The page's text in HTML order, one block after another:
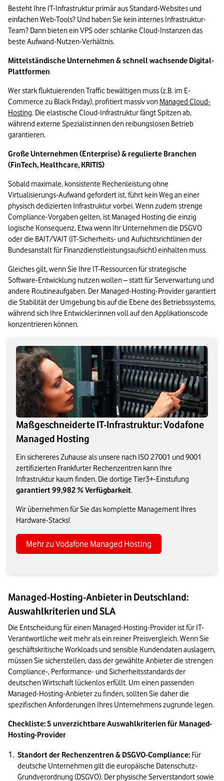
Besteht Ihre IT-Infrastruktur primär aus Standard-Websites und
einfachen Web-Tools? Und haben Sie kein internes Infrastruktur-
Team? Dann bieten ein VPS oder schlanke Cloud-Instanzen das
beste Aufwand-Nutzen-Verhältnis.
Mittelständische Unternehmen & schnell wachsende Digital-
Plattformen
Wer stark fluktuierenden Traffic bewältigen muss (z.B. im E-
Commerce zu Black Friday), profitiert massiv von Managed Cloud-
Hosting. Die elastische Cloud-Infrastruktur fängt Spitzen ab,
während externe Spezialist:innen den reibungslosen Betrieb
garantieren.
Große Unternehmen (Enterprise) & regulierte Branchen
(FinTech, Healthcare, KRITIS)
Sobald maximale, konsistente Rechenleistung ohne
Virtualisierungs-Aufwand gefordert ist, führt kein Weg an einer
physisch dedizierten Infrastruktur vorbei. Wenn zudem strenge
Compliance-Vorgaben gelten, ist Managed Hosting die einzig
logische Konsequenz. Etwa wenn Ihr Unternehmen die DSGVO
oder die BAIT/VAIT (IT-Sicherheits- und Aufsichtsrichtlinien der
Bundesanstalt für Finanzdienstleistungsaufsicht) einhalten muss.
Gleiches gilt, wenn Sie Ihre IT-Ressourcen für strategische
Software-Entwicklung nutzen wollen – statt für Serverwartung und
andere Routineaufgaben. Der Managed-Hosting-Provider garantiert
die Stabilität der Umgebung bis auf die Ebene des Betriebssystems,
während sich Ihre Entwickler:innen voll auf den Applikationscode
konzentrieren können.
Maßgeschneiderte IT-Infrastruktur: Vodafone
Managed Hosting
Ein sichereres Zuhause als unsere nach ISO 27001 und 9001
zertifizierten Frankfurter Rechenzentren kann Ihre
Infrastruktur kaum finden. Die dortige Tier3+-Einstufung
garantiert 99,982 % Verfügbarkeit.
Wir übernehmen für Sie das komplette Management Ihres
Hardware-Stacks!
Mehr zu Vodafone Managed Hosting
Managed-Hosting-Anbieter in Deutschland:
Auswahlkriterien und SLA
Die Entscheidung für einen Managed-Hosting-Provider ist für IT-
Verantwortliche weit mehr als ein reiner Preisvergleich. Wenn Sie
geschäftskritische Workloads und sensible Kundendaten auslagern,
müssen Sie sicherstellen, dass der gewählte Anbieter die strengen
Compliance-, Performance- und Sicherheitsstandards der
deutschen Wirtschaft lückenlos erfüllt. Um einen passenden
Managed-Hosting-Anbieter zu finden, sollten Sie daher die
spezifischen Anforderungen Ihres Unternehmens zugrunde legen.
Checkliste: 5 unverzichtbare Auswahlkriterien für Managed-
Hosting-Provider
Standort der Rechenzentren & DSGVO-Compliance: Für
deutsche Unternehmen gilt die europäische Datenschutz-
Grundverordnung (DSGVO). Der physische Serverstandort sowie